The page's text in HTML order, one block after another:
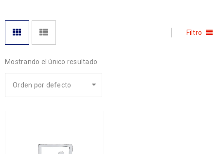
Filtro
Mostrando el único resultado
Orden por defecto